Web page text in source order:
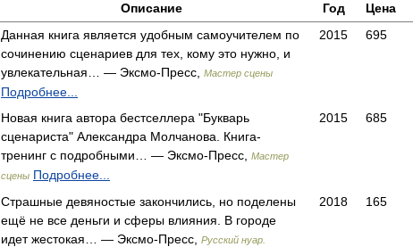
Описание Год Цена
Данная книга является удобным самоучителем по
сочинению сценариев для тех, кому это нужно, и
увлекательная… — Эксмо-Пресс,
Мастер сцены
Подробнее...
2015 695
Новая книга автора бестселлера "Букварь
сценариста" Александра Молчанова. Книга-
тренинг с подробными… — Эксмо-Пресс,
Мастер
сцены Подробнее...
2015 685
Страшные девяностые закончились, но поделены
ещё не все деньги и сферы влияния. В городе
идет жестокая… — Эксмо-Пресс,
Русский нуар.
2018 165